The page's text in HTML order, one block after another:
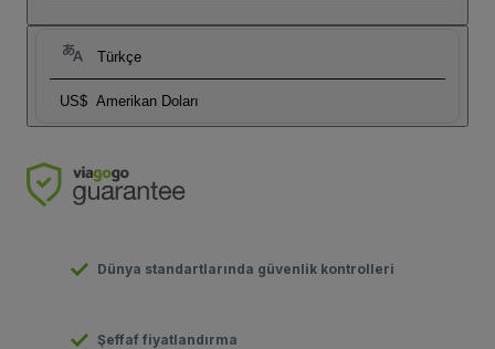
Türkçe
US$ Amerikan Doları
Dünya standartlarında güvenlik kontrolleri
Şeffaf fiyatlandırma